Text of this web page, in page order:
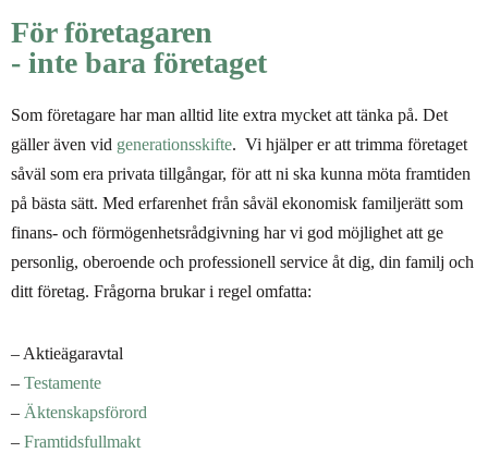
För företagaren
- inte bara företaget
Som företagare har man alltid lite extra mycket att tänka på. Det
gäller även vid generationsskifte. Vi hjälper er att trimma företaget
såväl som era privata tillgångar, för att ni ska kunna möta framtiden
på bästa sätt. Med erfarenhet från såväl ekonomisk familjerätt som
finans- och förmögenhetsrådgivning har vi god möjlighet att ge
personlig, oberoende och professionell service åt dig, din familj och
ditt företag. Frågorna brukar i regel omfatta:
– Aktieägaravtal
– Testamente
– Äktenskapsförord
– Framtidsfullmakt